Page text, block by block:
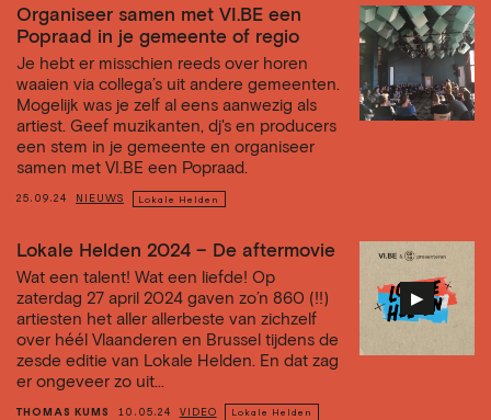
Organiseer samen met VI.BE een
Popraad in je gemeente of regio
Je hebt er misschien reeds over horen
waaien via collega’s uit andere gemeenten.
Mogelijk was je zelf al eens aanwezig als
artiest. Geef muzikanten, dj's en producers
een stem in je gemeente en organiseer
samen met VI.BE een Popraad.
25.09.24 NIEUWS Lokale Helden
▶︎
Lokale Helden 2024 – De aftermovie
Wat een talent! Wat een liefde! Op
zaterdag 27 april 2024 gaven zo’n 860 (!!)
artiesten het aller allerbeste van zichzelf
over héél Vlaanderen en Brussel tijdens de
zesde editie van Lokale Helden. En dat zag
er ongeveer zo uit...
THOMAS KUMS 10.05.24 VIDEO Lokale Helden